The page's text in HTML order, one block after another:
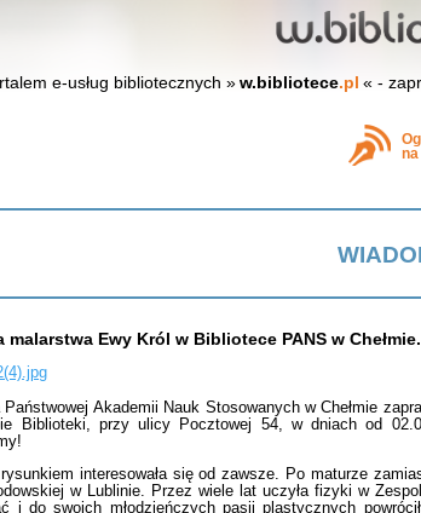
e-usług bibliotecznych » w.bibliotece.pl « -
na
malarstwa Ewy Król w Bibliotece PANS w Chełmie.
Państwowej Akademii Nauk Stosowanych w Chełmie
Biblioteki, przy ulicy Pocztowej 54, w dniach od
interesowała się od zawsze. Po maturze
w Lublinie. Przez wiele lat uczyła fizyki w
i do swoich młodzieńczych pasji plastycznych